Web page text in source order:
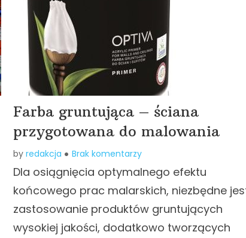
Farba gruntująca – ściana
przygotowana do malowania
by redakcja Brak komentarzy
Dla osiągnięcia optymalnego efektu
końcowego prac malarskich, niezbędne
zastosowanie produktów gruntujących
wysokiej jakości, dodatkowo tworzących